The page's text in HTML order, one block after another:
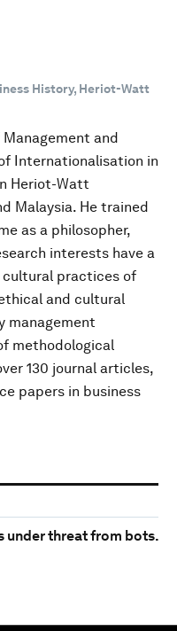
History, Heriot-Watt
Management and
Internationalisation in
Heriot-Watt
Malaysia. He trained
as a philosopher,
interests have a
cultural practices of
and cultural
management
methodological
130 journal articles,
papers in business
under threat from bots.